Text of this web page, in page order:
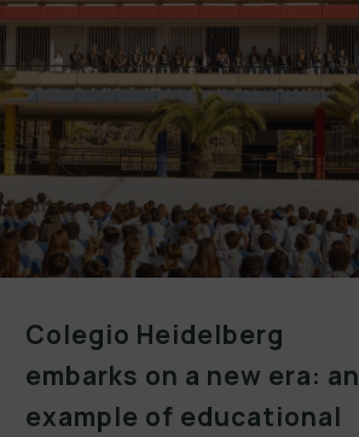
Colegio Heidelberg
embarks on a new era: an
example of educational